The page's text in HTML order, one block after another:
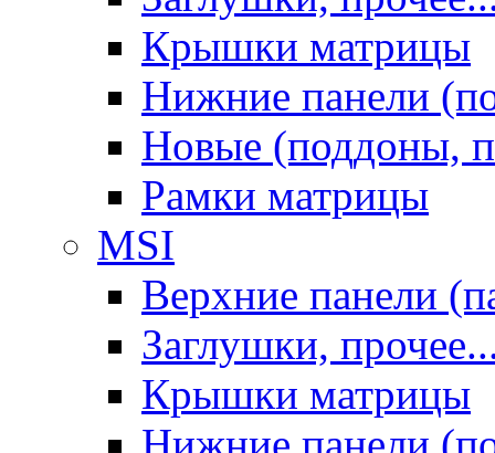
Крышки матрицы
Нижние панели
Новые (поддоны,
Рамки матрицы
MSI
Верхние панели
Заглушки,
Крышки матрицы
Нижние панели